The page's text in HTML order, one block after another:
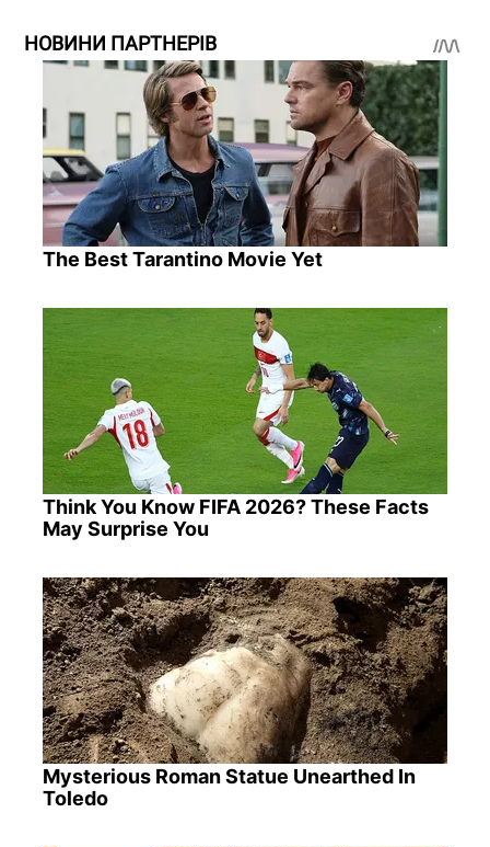
НОВИНИ ПАРТНЕРІВ
The Best Tarantino Movie Yet
Think You Know FIFA 2026? These Facts
May Surprise You
Mysterious Roman Statue Unearthed In
Toledo